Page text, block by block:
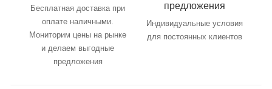
Бесплатная доставка при
оплате наличными.
Мониторим цены на рынке
и делаем выгодные
предложения
предложения
Индивидуальные условия
для постоянных клиентов